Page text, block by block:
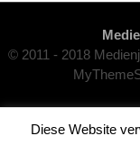
© 2011 - 2018
Diese Website